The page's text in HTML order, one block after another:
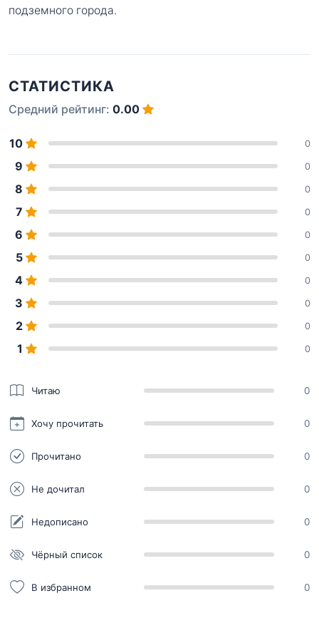
подземного города.
СТАТИСТИКА
Средний рейтинг: 0.00
10 0
9 0
8 0
7 0
6 0
5 0
4 0
3 0
2 0
1 0
Читаю 0
Хочу прочитать 0
Прочитано 0
Не дочитал 0
Недописано 0
Чёрный список 0
В избранном 0